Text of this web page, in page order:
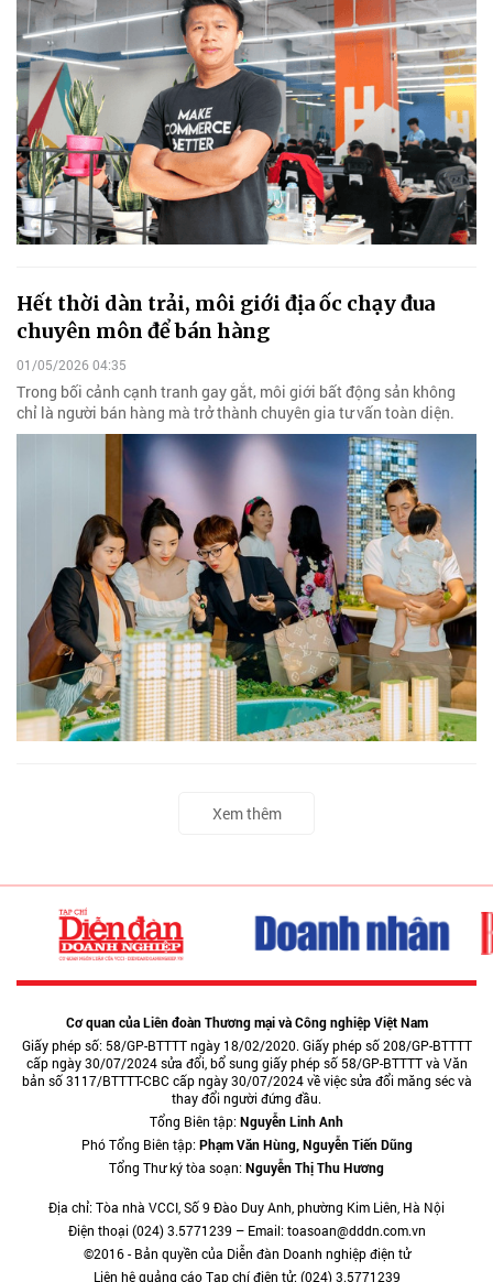
Hết thời dàn trải, môi giới địa ốc chạy đua
chuyên môn để bán hàng
01/05/2026 04:35
Trong bối cảnh cạnh tranh gay gắt, môi giới bất động sản không
chỉ là người bán hàng mà trở thành chuyên gia tư vấn toàn diện.
Xem thêm
Cơ quan của Liên đoàn Thương mại và Công nghiệp Việt Nam
Giấy phép số: 58/GP-BTTTT ngày 18/02/2020. Giấy phép số 208/GP-BTTTT
cấp ngày 30/07/2024 sửa đổi, bổ sung giấy phép số 58/GP-BTTTT và Văn
bản số 3117/BTTTT-CBC cấp ngày 30/07/2024 về việc sửa đổi măng séc và
thay đổi người đứng đầu.
Tổng Biên tập:Nguyễn Linh Anh
Phó Tổng Biên tập:Phạm Văn Hùng, Nguyễn Tiến Dũng
Tổng Thư ký tòa soạn:Nguyễn Thị Thu Hương
Địa chỉ: Tòa nhà VCCI, Số 9 Đào Duy Anh, phường Kim Liên, Hà Nội
Điện thoại (024) 3.5771239 – Email: toasoan@dddn.com.vn
©2016 - Bản quyền của Diễn đàn Doanh nghiệp điện tử
Liên hệ quảng cáo Tạp chí điện tử: (024) 3.5771239